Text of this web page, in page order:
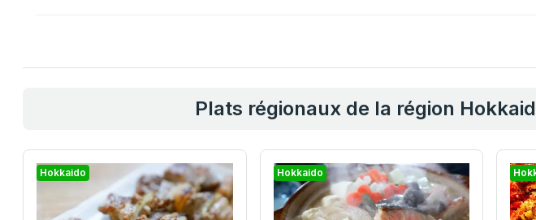
Plats régionaux de la région
Hokkaido Hokkaido